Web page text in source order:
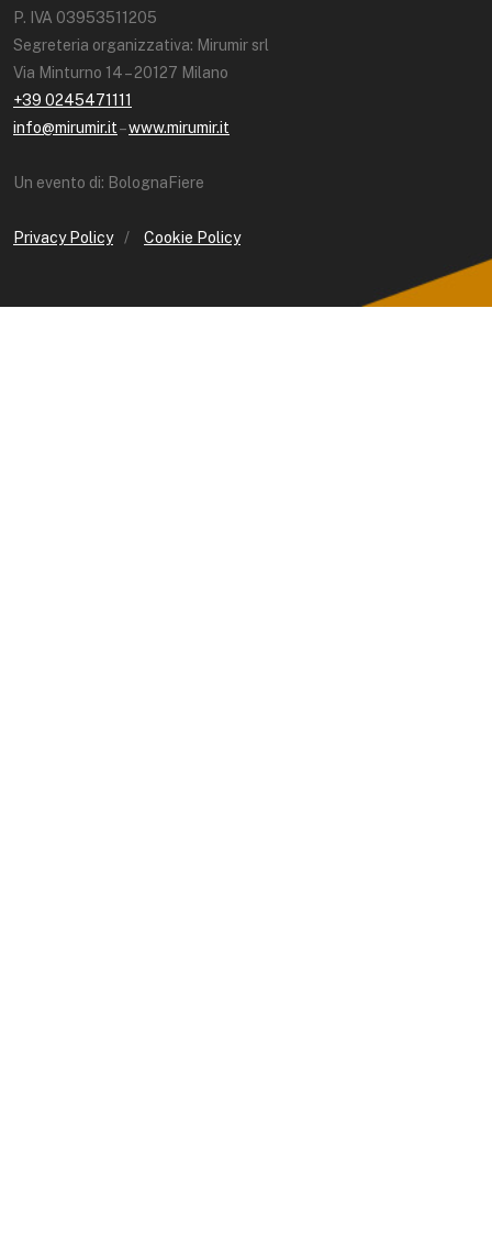
P. IVA 03953511205
Segreteria organizzativa: Mirumir srl
Via Minturno 14 – 20127 Milano
+39 0245471111
info@mirumir.it–www.mirumir.it
Un evento di: BolognaFiere
Privacy Policy / Cookie Policy